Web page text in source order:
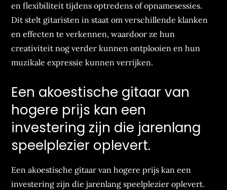
en flexibiliteit tijdens optredens of opnamesessies.
Dit stelt gitaristen in staat om verschillende klanken
en effecten te verkennen, waardoor ze hun
creativiteit nog verder kunnen ontplooien en hun
muzikale expressie kunnen verrijken.
Een akoestische gitaar van
hogere prijs kan een
investering zijn die jarenlang
speelplezier oplevert.
Een akoestische gitaar van hogere prijs kan een
investering zijn die jarenlang speelplezier oplevert.